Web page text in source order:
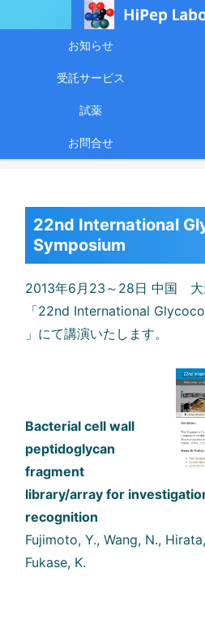
お知らせ
受託サービス
試薬
お問合せ
22nd International
Symposium
2013年6月23～28日 中国 大
「22nd International
」にて講演いたします。
Bacterial cell wall
peptidoglycan
fragment
library/array for
recognition
Fujimoto, Y., Wang, N.,
Fukase, K.